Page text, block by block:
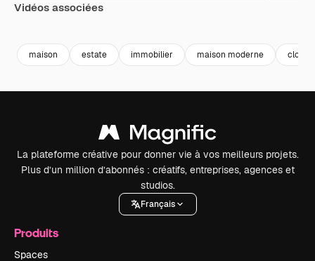
Vidéos associées
maison estate immobilier maison moderne
La plateforme créative pour donner vie à vos meilleurs projets.
Plus d’un million d’abonnés : créatifs, entreprises, agences et
studios.
Français
Produits
Spaces